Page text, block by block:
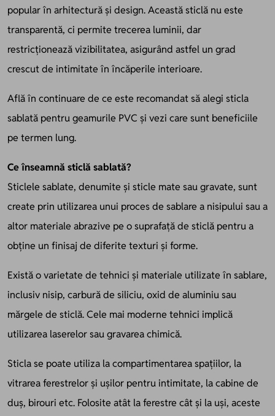
popular în arhitectură și design. Această sticlă nu este
transparentă, ci permite trecerea luminii, dar
restricționează vizibilitatea, asigurând astfel un grad
crescut de intimitate în încăperile interioare.
Află în continuare de ce este recomandat să alegi sticla
sablată pentru geamurile PVC și vezi care sunt beneficiile
pe termen lung.
Ce înseamnă sticlă sablată?
Sticlele sablate, denumite și sticle mate sau gravate, sunt
create prin utilizarea unui proces de sablare a nisipului sau a
altor materiale abrazive pe o suprafață de sticlă pentru a
obține un finisaj de diferite texturi și forme.
Există o varietate de tehnici și materiale utilizate în sablare,
inclusiv nisip, carbură de siliciu, oxid de aluminiu sau
mărgele de sticlă. Cele mai moderne tehnici implică
utilizarea laserelor sau gravarea chimică.
Sticla se poate utiliza la compartimentarea spațiilor, la
vitrarea ferestrelor și ușilor pentru intimitate, la cabine de
duș, birouri etc. Folosite atât la ferestre cât și la uși, aceste